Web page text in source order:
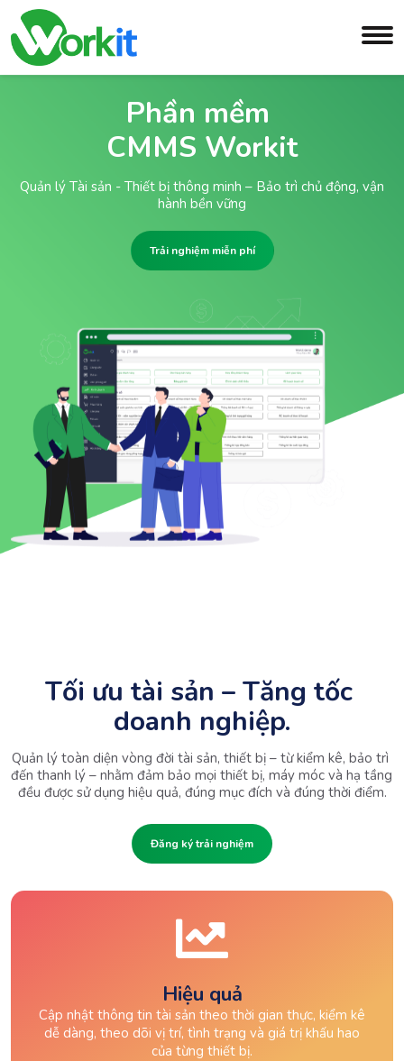
Phần mềm
CMMS Workit
Quản lý Tài sản - Thiết bị thông minh – Bảo trì chủ động, vận
hành bền vững
Trải nghiệm miễn phí
Tối ưu tài sản – Tăng tốc
doanh nghiệp.
Quản lý toàn diện vòng đời tài sản, thiết bị – từ kiểm kê, bảo trì
đến thanh lý – nhằm đảm bảo mọi thiết bị, máy móc và hạ tầng
đều được sử dụng hiệu quả, đúng mục đích và đúng thời điểm.
Đăng ký trải nghiệm
Hiệu quả
Cập nhật thông tin tài sản theo thời gian thực, kiểm kê
dễ dàng, theo dõi vị trí, tình trạng và giá trị khấu hao
của từng thiết bị.